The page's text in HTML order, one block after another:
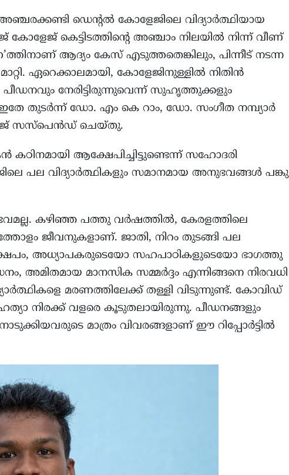
ഡെന്റൽ കോളേജിലെ വിദ്യാർത്ഥിയായ
കെട്ടിടത്തിന്റെ അഞ്ചാം നിലയിൽ നിന്ന് വീണ്
ആദ്യം കേസ് എടുത്തതെങ്കിലും, പിന്നീട് നടന്ന
ഏറെക്കാലമായി, കോളേജിനുള്ളിൽ നിതിൻ
പീഡനവും നേരിട്ടിരുന്നുവെന്ന് സുഹൃത്തുക്കളും
തുടർന്ന് ഡോ. എം കെ റാം, ഡോ. സംഗീത നമ്പ്യാർ
സസ്‌പെൻഡ് ചെയ്തു.
കഠിനമായി ആക്ഷേപിച്ചിട്ടുണ്ടെന്ന് സഹോദരി
പല വിദ്യാർത്ഥികളും സമാനമായ അനുഭവങ്ങൾ പങ്കു
കഴിഞ്ഞ പത്തു വർഷത്തിൽ, കേരളത്തിലെ
ജീവനുകളാണ്. ജാതി, നിറം തുടങ്ങി പല
അധ്യാപകരുടെയോ സഹപാഠികളുടെയോ ഭാഗത്തു
അമിതമായ മാനസിക സമ്മർദ്ദം എന്നിങ്ങനെ നിരവധി
മരണത്തിലേക്ക് തള്ളി വിടുന്നുണ്ട്. കോവിഡ്
നിരക്ക് വളരെ കൂടുതലായിരുന്നു. പീഡനങ്ങളും
മാത്രം വിവരങ്ങളാണ് ഈ റിപ്പോർട്ടിൽ